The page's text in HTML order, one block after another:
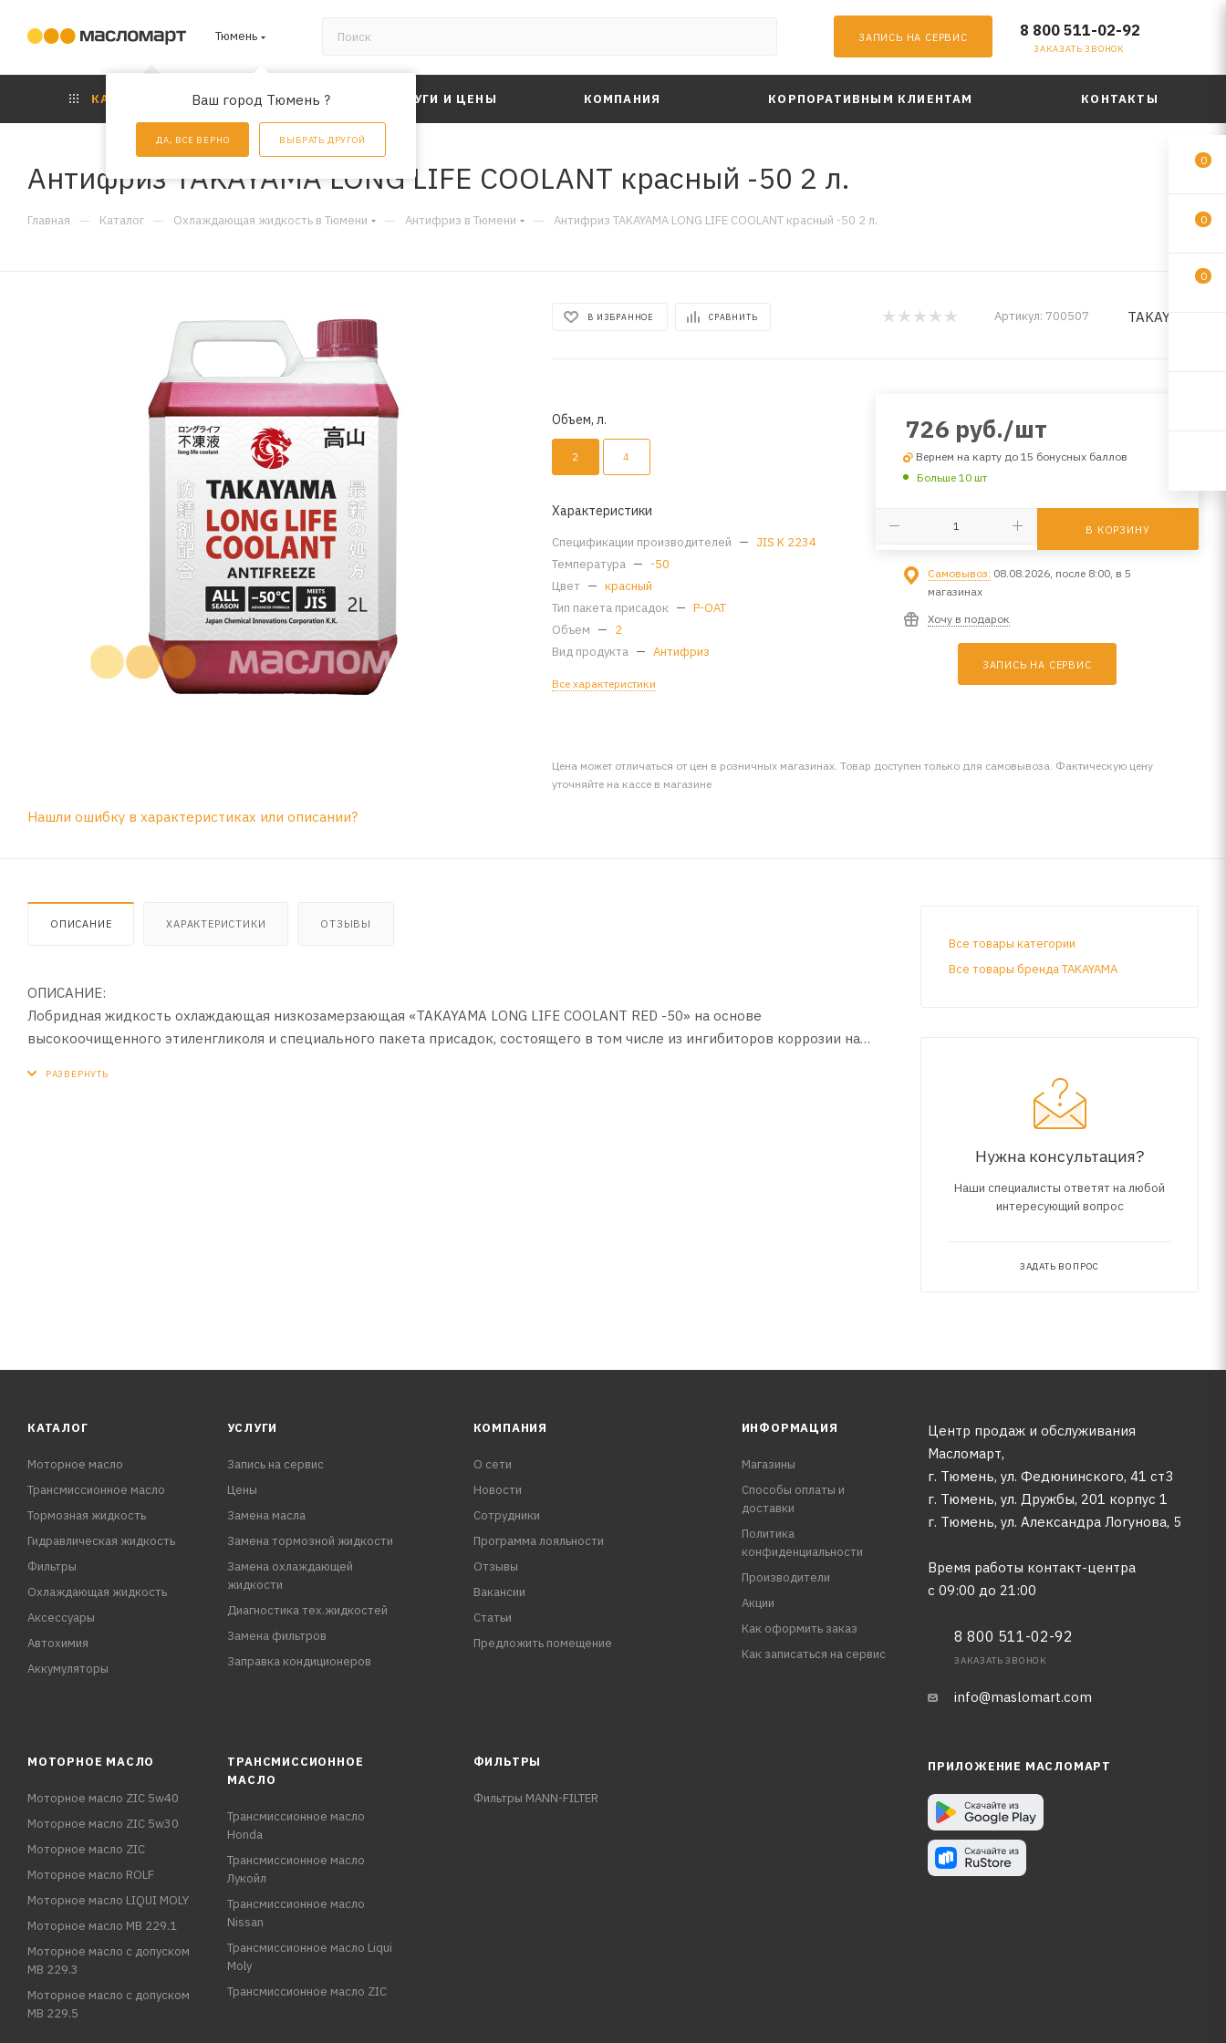
Тюмень
Ваш город Тюмень ?
ДА, ВСЕ ВЕРНО ВЫБРАТЬ ДРУГОЙ
ЗАПИСЬ НА СЕРВИС 8 800 511-02-92
ЗАКАЗАТЬ ЗВОНОК
КАТАЛОГ АКЦИИ УСЛУГИ И ЦЕНЫ КОМПАНИЯ КОРПОРАТИВНЫМ КЛИЕНТАМ КОНТАКТЫ
Антифриз TAKAYAMA LONG LIFE COOLANT красный -50 2 л.
Главная — Каталог — Охлаждающая жидкость в Тюмени — Антифриз в Тюмени — Антифриз TAKAYAMA LONG LIFE COOLANT красный -50 2 л.
В ИЗБРАННОЕ СРАВНИТЬ Артикул: 700507 TAKAYAMA
Объем, л.
2 4
Характеристики
Спецификации производителей — JIS K 2234
Температура — -50
Цвет — красный
Тип пакета присадок — P-OAT
Объем — 2
Вид продукта — Антифриз
Все характеристики
726 руб./шт
Вернем на карту до 15 бонусных баллов
Больше 10 шт
В КОРЗИНУ
Самовывоз: 08.08.2026, после 8:00, в 5
магазинах
Хочу в подарок
ЗАПИСЬ НА СЕРВИС
Цена может отличаться от цен в розничных магазинах. Товар доступен только для самовывоза. Фактическую цену
уточняйте на кассе в магазине
Нашли ошибку в характеристиках или описании?
ОПИСАНИЕ ХАРАКТЕРИСТИКИ ОТЗЫВЫ
ОПИСАНИЕ:
Лобридная жидкость охлаждающая низкозамерзающая «TAKAYAMA LONG LIFE COOLANT RED -50» на основе
высокоочищенного этиленгликоля и специального пакета присадок, состоящего в том числе из ингибиторов коррозии на
Все товары категории
Все товары бренда TAKAYAMA
Нужна консультация?
Наши специалисты ответят на любой
интересующий вопрос
ЗАДАТЬ ВОПРОС
КАТАЛОГ
Моторное масло
Трансмиссионное масло
Тормозная жидкость
Гидравлическая жидкость
Фильтры
Охлаждающая жидкость
Аксессуары
Автохимия
Аккумуляторы
УСЛУГИ
Запись на сервис
Цены
Замена масла
Замена тормозной жидкости
Замена охлаждающей
жидкости
Диагностика тех.жидкостей
Замена фильтров
Заправка кондиционеров
КОМПАНИЯ
О сети
Новости
Сотрудники
Программа лояльности
Отзывы
Вакансии
Статьи
Предложить помещение
ИНФОРМАЦИЯ
Магазины
Способы оплаты и
доставки
Политика
конфиденциальности
Производители
Акции
Как оформить заказ
Как записаться на сервис
Центр продаж и обслуживания
Масломарт,
г. Тюмень, ул. Федюнинского, 41 ст3
г. Тюмень, ул. Дружбы, 201 корпус 1
г. Тюмень, ул. Александра Логунова, 5
Время работы контакт-центра
с 09:00 до 21:00
8 800 511-02-92
ЗАКАЗАТЬ ЗВОНОК
info@maslomart.com
МОТОРНОЕ МАСЛО
Моторное масло ZIC 5w40
Моторное масло ZIC 5w30
Моторное масло ZIC
Моторное масло ROLF
Моторное масло LIQUI MOLY
Моторное масло MB 229.1
Моторное масло с допуском
MB 229.3
Моторное масло с допуском
MB 229.5
ТРАНСМИССИОННОЕ
МАСЛО
Трансмиссионное масло
Honda
Трансмиссионное масло
Лукойл
Трансмиссионное масло
Nissan
Трансмиссионное масло Liqui
Moly
Трансмиссионное масло ZIC
ФИЛЬТРЫ
Фильтры MANN-FILTER
ПРИЛОЖЕНИЕ МАСЛОМАРТ
0
0
0